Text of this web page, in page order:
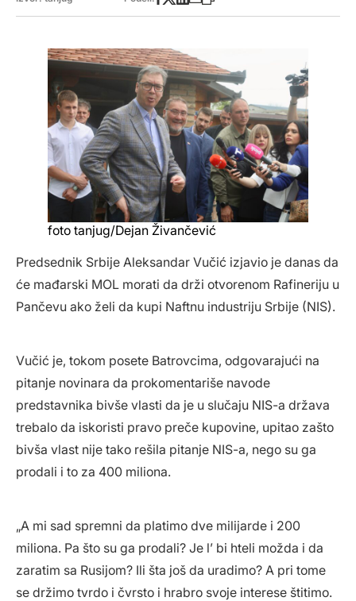
foto tanjug/Dejan Živančević
Predsednik Srbije Aleksandar Vučić izjavio je danas da
će mađarski MOL morati da drži otvorenom Rafineriju u
Pančevu ako želi da kupi Naftnu industriju Srbije (NIS).
Vučić je, tokom posete Batrovcima, odgovarajući na
pitanje novinara da prokomentariše navode
predstavnika bivše vlasti da je u slučaju NIS-a država
trebalo da iskoristi pravo preče kupovine, upitao zašto
bivša vlast nije tako rešila pitanje NIS-a, nego su ga
prodali i to za 400 miliona.
„A mi sad spremni da platimo dve milijarde i 200
miliona. Pa što su ga prodali? Je l’ bi hteli možda i da
zaratim sa Rusijom? Ili šta još da uradimo? A pri tome
se držimo tvrdo i čvrsto i hrabro svoje interese štitimo.